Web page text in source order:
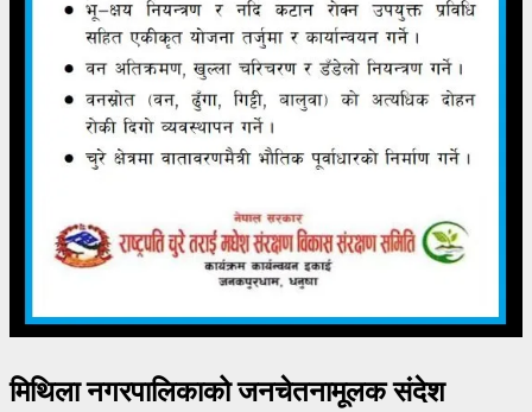
मिथिला नगरपालिकाको जनचेतनामूलक संदेश